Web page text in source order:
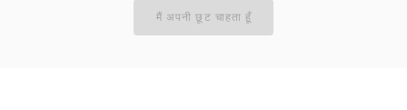
मैं अपनी छूट चाहता हूँ